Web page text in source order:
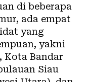
di beberapa
ada empat
yang
yakni
Kota Bandar
Siau